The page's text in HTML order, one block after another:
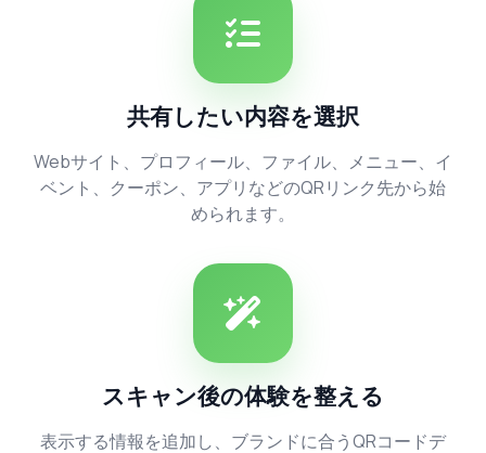
共有したい内容を選択
Webサイト、プロフィール、ファイル、メニュー、イ
ベント、クーポン、アプリなどのQRリンク先から始
められます。
スキャン後の体験を整える
表示する情報を追加し、ブランドに合うQRコードデ